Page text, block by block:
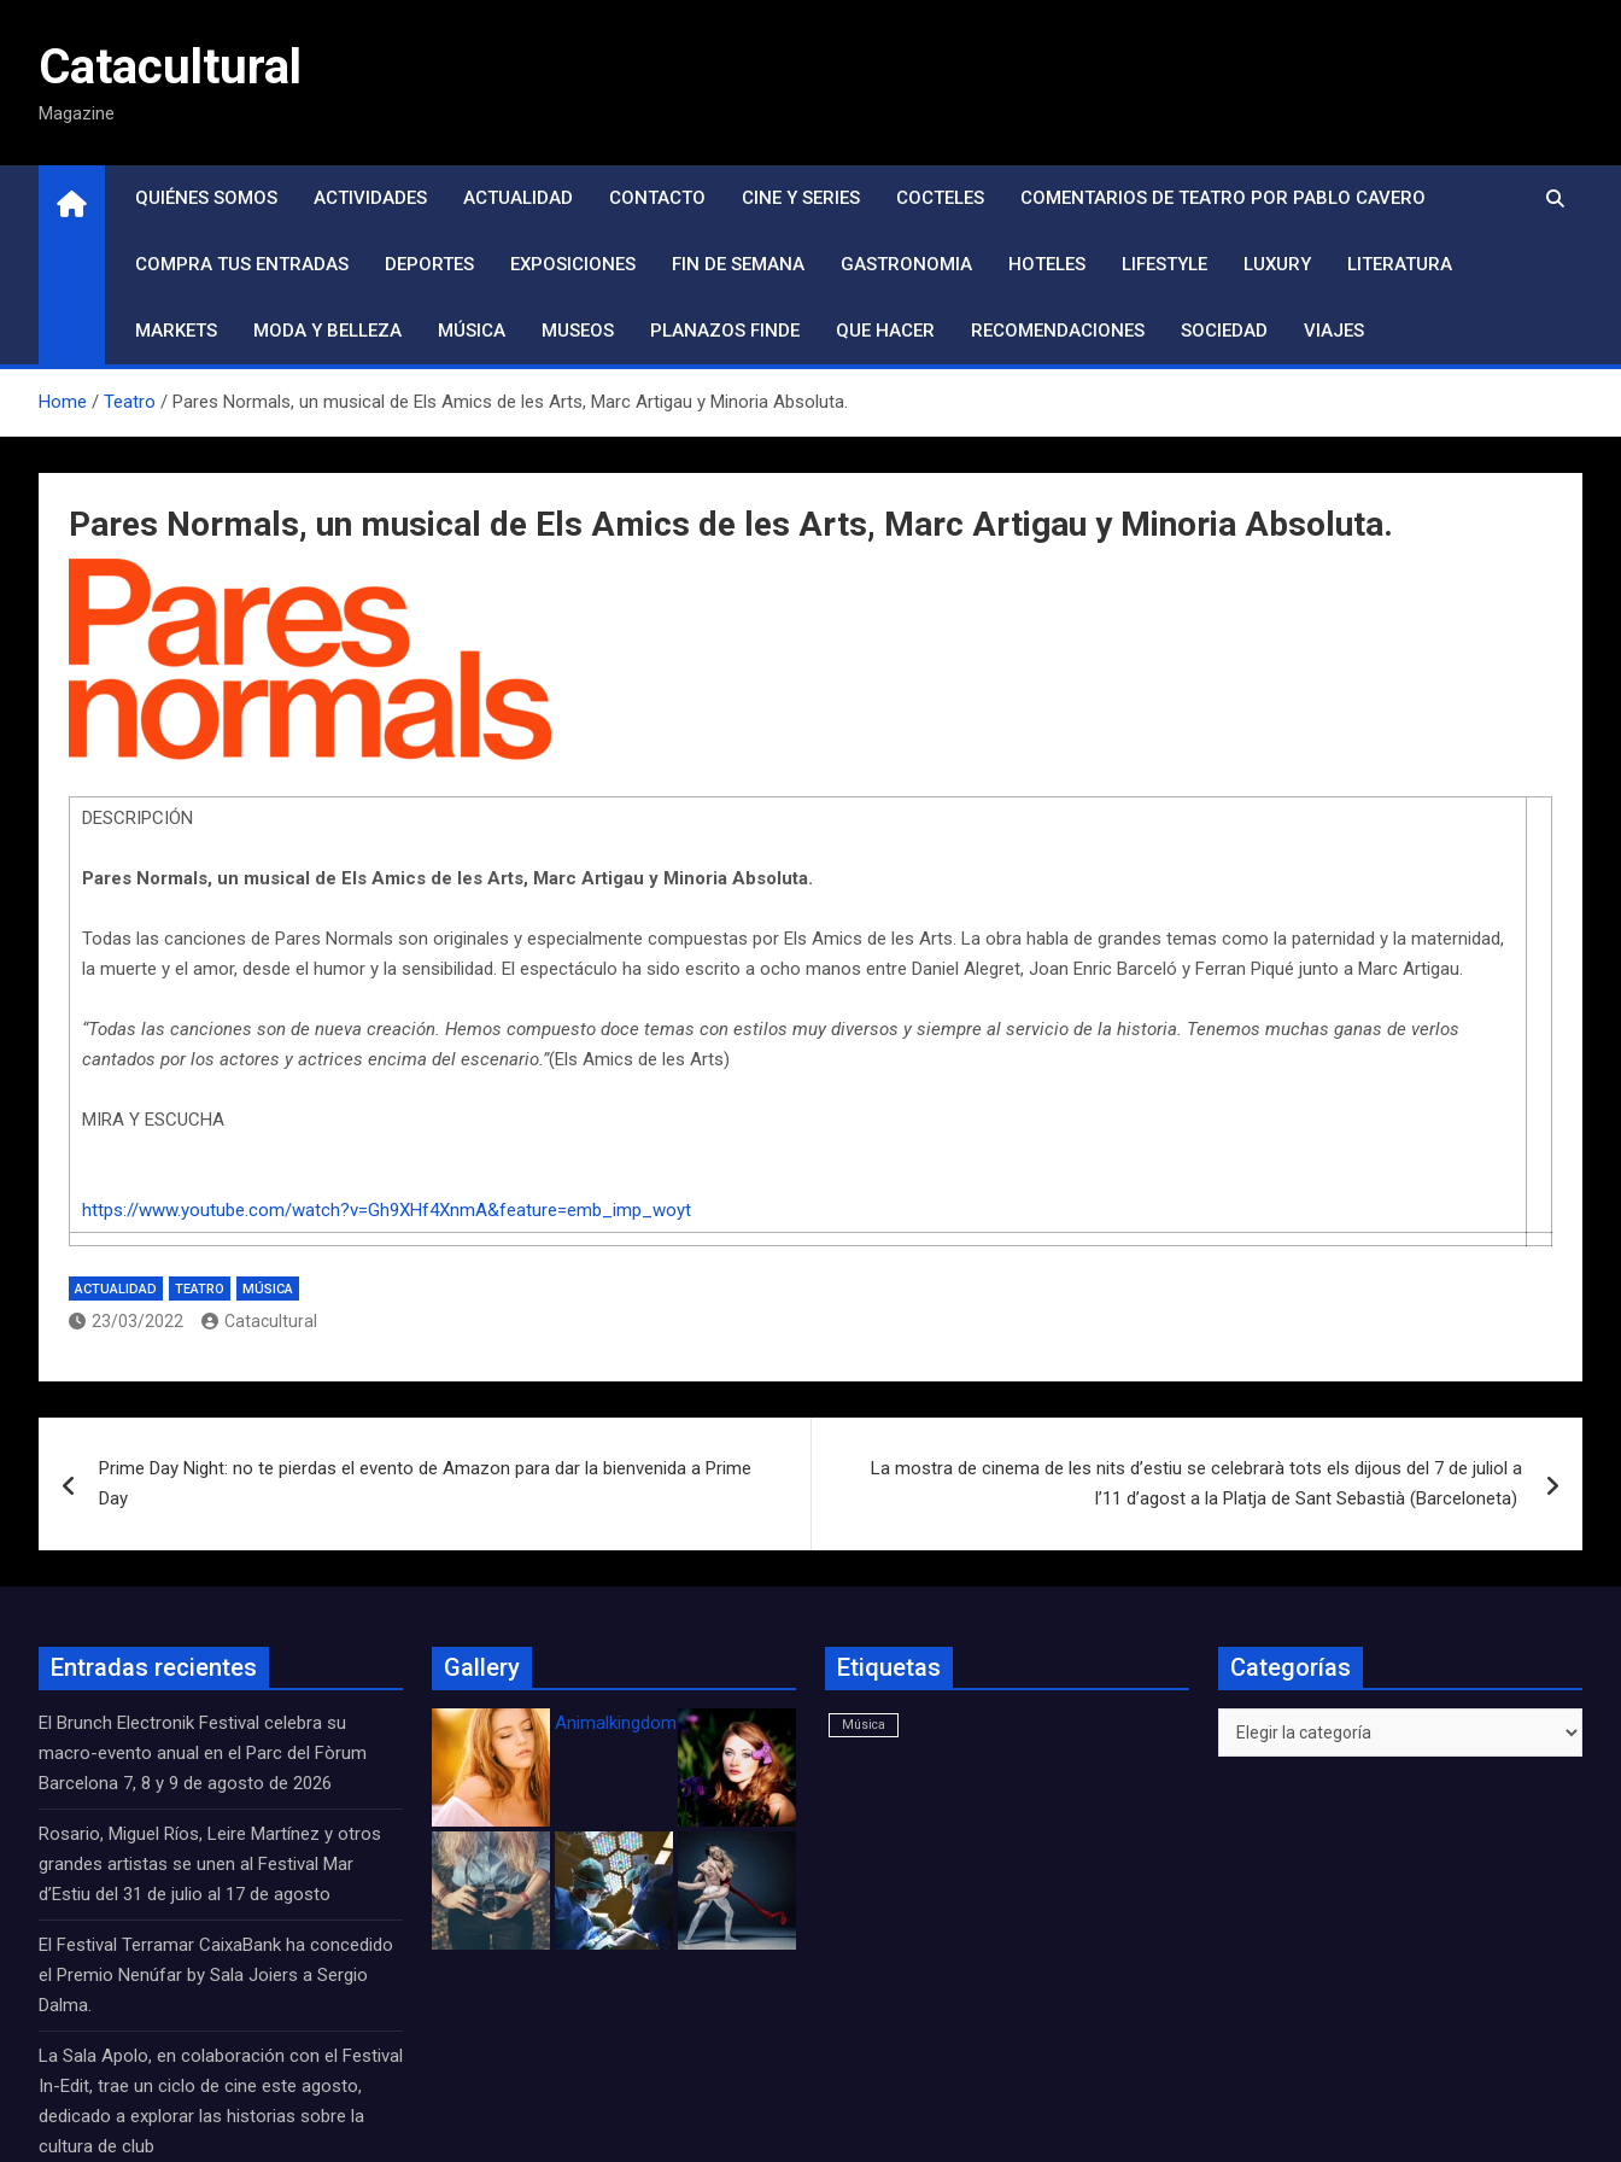
contenidoCatacultural
Magazine
QUIÉNES SOMOS ACTIVIDADES ACTUALIDAD CONTACTO CINE Y SERIES COCTELES COMENTARIOS DE TEATRO POR PABLO CAVERO
COMPRA TUS ENTRADAS DEPORTES EXPOSICIONES FIN DE SEMANA GASTRONOMIA HOTELES LIFESTYLE LUXURY LITERATURA
MARKETS MODA Y BELLEZA MÚSICA MUSEOS PLANAZOS FINDE QUE HACER RECOMENDACIONES SOCIEDAD VIAJES
Home Teatro Pares Normals, un musical de Els Amics de les Arts, Marc Artigau y Minoria Absoluta.
Pares Normals, un musical de Els Amics de les Arts, Marc Artigau y Minoria Absoluta.
DESCRIPCIÓN
Pares Normals, un musical de Els Amics de les Arts, Marc Artigau y Minoria Absoluta.
Todas las canciones de Pares Normals son originales y especialmente compuestas por Els Amics de les Arts. La obra habla de grandes temas como la paternidad y la maternidad,
la muerte y el amor, desde el humor y la sensibilidad. El espectáculo ha sido escrito a ocho manos entre Daniel Alegret, Joan Enric Barceló y Ferran Piqué junto a Marc Artigau.
“Todas las canciones son de nueva creación. Hemos compuesto doce temas con estilos muy diversos y siempre al servicio de la historia. Tenemos muchas ganas de verlos
cantados por los actores y actrices encima del escenario.”(Els Amics de les Arts)
MIRA Y ESCUCHA
https://www.youtube.com/watch?v=Gh9XHf4XnmA&feature=emb_imp_woyt
ACTUALIDAD TEATRO MÚSICA
23/03/2022 Catacultural
de
entradas
Prime Day Night: no te pierdas el evento de Amazon para dar la bienvenida a Prime
Day
La mostra de cinema de les nits d’estiu se celebrarà tots els dijous del 7 de juliol a
l’11 d’agost a la Platja de Sant Sebastià (Barceloneta)
Entradas recientes
El Brunch Electronik Festival celebra su
macro-evento anual en el Parc del Fòrum
Barcelona 7, 8 y 9 de agosto de 2026
Rosario, Miguel Ríos, Leire Martínez y otros
grandes artistas se unen al Festival Mar
d’Estiu del 31 de julio al 17 de agosto
El Festival Terramar CaixaBank ha concedido
el Premio Nenúfar by Sala Joiers a Sergio
Dalma.
La Sala Apolo, en colaboración con el Festival
In-Edit, trae un ciclo de cine este agosto,
dedicado a explorar las historias sobre la
cultura de club
Gallery
Animalkingdom_FichaCine
Etiquetas
Música
Categorías
Categorías